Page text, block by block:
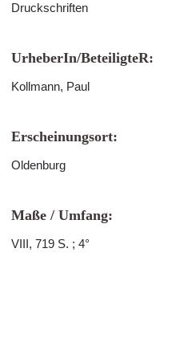
Druckschriften
UrheberIn/BeteiligteR:
Kollmann, Paul
Erscheinungsort:
Oldenburg
Maße / Umfang:
VIII, 719 S. ; 4°